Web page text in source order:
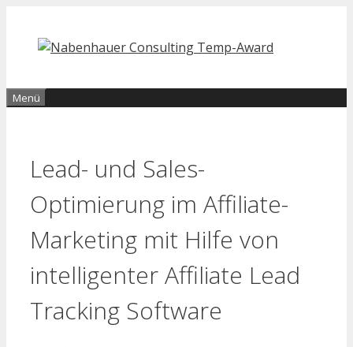
Inhalt
springen
Menü
Lead- und Sales-
Optimierung im Affiliate-
Marketing mit Hilfe von
intelligenter Affiliate Lead
Tracking Software